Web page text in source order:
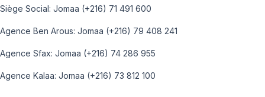
Siège Social: Jomaa (+216) 71 491 600
Agence Ben Arous: Jomaa (+216) 79 408 241
Agence Sfax: Jomaa (+216) 74 286 955
Agence Kalaa: Jomaa (+216) 73 812 100